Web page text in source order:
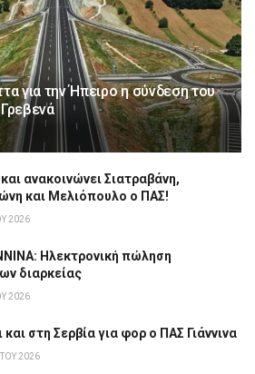
για την Ήπειρο η σύνδεση του
ανακοινώνει Σιατραβάνη,
και Μελιόπουλο ο ΠΑΣ!
2026
Hλεκτρονική πώληση
διαρκείας
2026
και στη Σερβία για φορ ο ΠΑΣ Γιάννινα
2026